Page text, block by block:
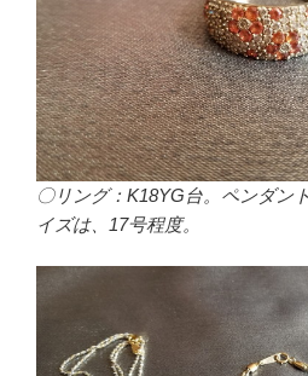
〇リング：K18YG台。ペンダン
イズは、17号程度。